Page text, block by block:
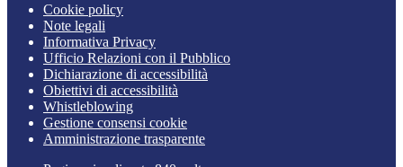
Cookie policy
Note legali
Informativa Privacy
Ufficio Relazioni con il Pubblico
Dichiarazione di accessibilità
Obiettivi di accessibilità
Whistleblowing
Gestione consensi cookie
Amministrazione trasparente